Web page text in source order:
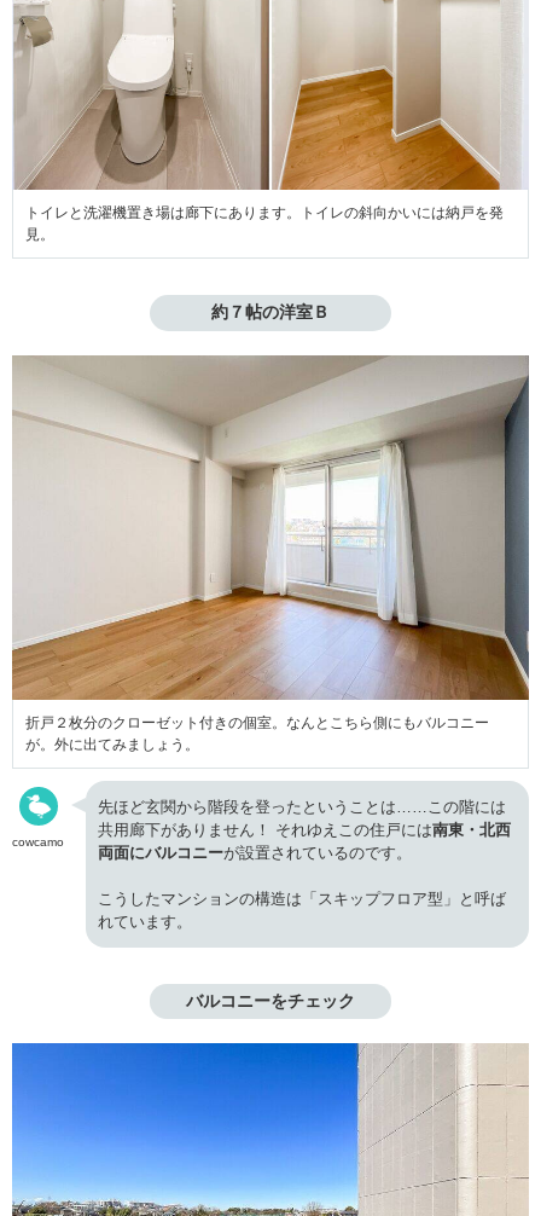
トイレと洗濯機置き場は廊下にあります。トイレの斜向かいには納戸を発
見。
約７帖の洋室Ｂ
折戸２枚分のクローゼット付きの個室。なんとこちら側にもバルコニー
が。外に出てみましょう。
cowcamo
先ほど玄関から階段を登ったということは……この階には
共用廊下がありません！ それゆえこの住戸には南東・北西
両面にバルコニーが設置されているのです。
こうしたマンションの構造は「スキップフロア型」と呼ば
れています。
バルコニーをチェック